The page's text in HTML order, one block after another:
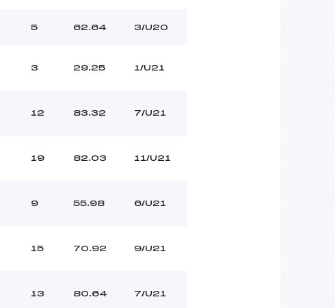
5 62.64 3/U20
3 29.25 1/U21
12 83.32 7/U21
19 82.03 11/U21
9 55.98 6/U21
15 70.92 9/U21
13 80.64 7/U21